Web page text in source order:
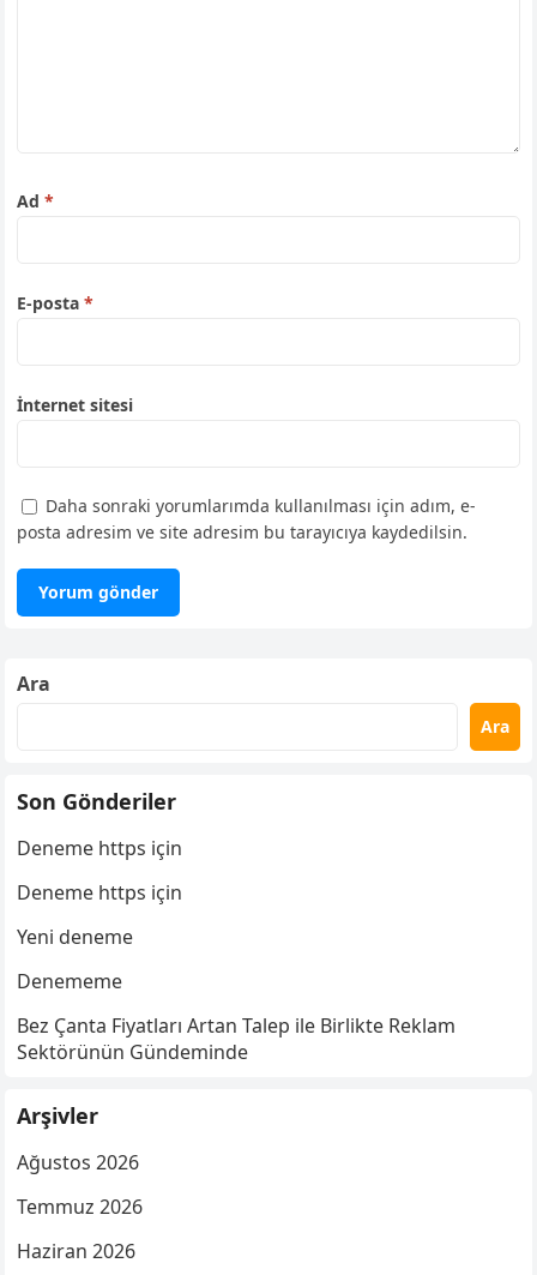
Ad*
E-posta*
İnternet sitesi
Daha sonraki yorumlarımda kullanılması için adım, e-
posta adresim ve site adresim bu tarayıcıya kaydedilsin.
Ara
Ara
Son Gönderiler
Deneme https için
Deneme https için
Yeni deneme
Denememe
Bez Çanta Fiyatları Artan Talep ile Birlikte Reklam
Sektörünün Gündeminde
Arşivler
Ağustos 2026
Temmuz 2026
Haziran 2026